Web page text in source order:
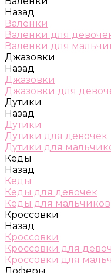
Назад
Валенки
Валенки для
Валенки для
Джазовки
Назад
Джазовки
Джазовки для
Дутики
Назад
Дутики
Дутики для девочек
Дутики для
Кеды
Назад
Кеды
Кеды для девочек
Кеды для мальчиков
Кроссовки
Назад
Кроссовки
Кроссовки для
Кроссовки для